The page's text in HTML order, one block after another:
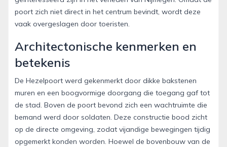
poort zich niet direct in het centrum bevindt, wordt deze
vaak overgeslagen door toeristen.
Architectonische kenmerken en
betekenis
De Hezelpoort werd gekenmerkt door dikke bakstenen
muren en een boogvormige doorgang die toegang gaf tot
de stad. Boven de poort bevond zich een wachtruimte die
bemand werd door soldaten. Deze constructie bood zicht
op de directe omgeving, zodat vijandige bewegingen tijdig
opgemerkt konden worden. Hoewel de bovenbouw van de